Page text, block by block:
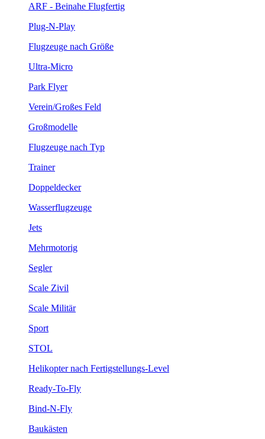
ARF - Beinahe Flugfertig
Plug-N-Play
Flugzeuge nach Größe
Ultra-Micro
Park Flyer
Verein/Großes Feld
Großmodelle
Flugzeuge nach Typ
Trainer
Doppeldecker
Wasserflugzeuge
Jets
Mehrmotorig
Segler
Scale Zivil
Scale Militär
Sport
STOL
Helikopter nach Fertigstellungs-Level
Ready-To-Fly
Bind-N-Fly
Baukästen